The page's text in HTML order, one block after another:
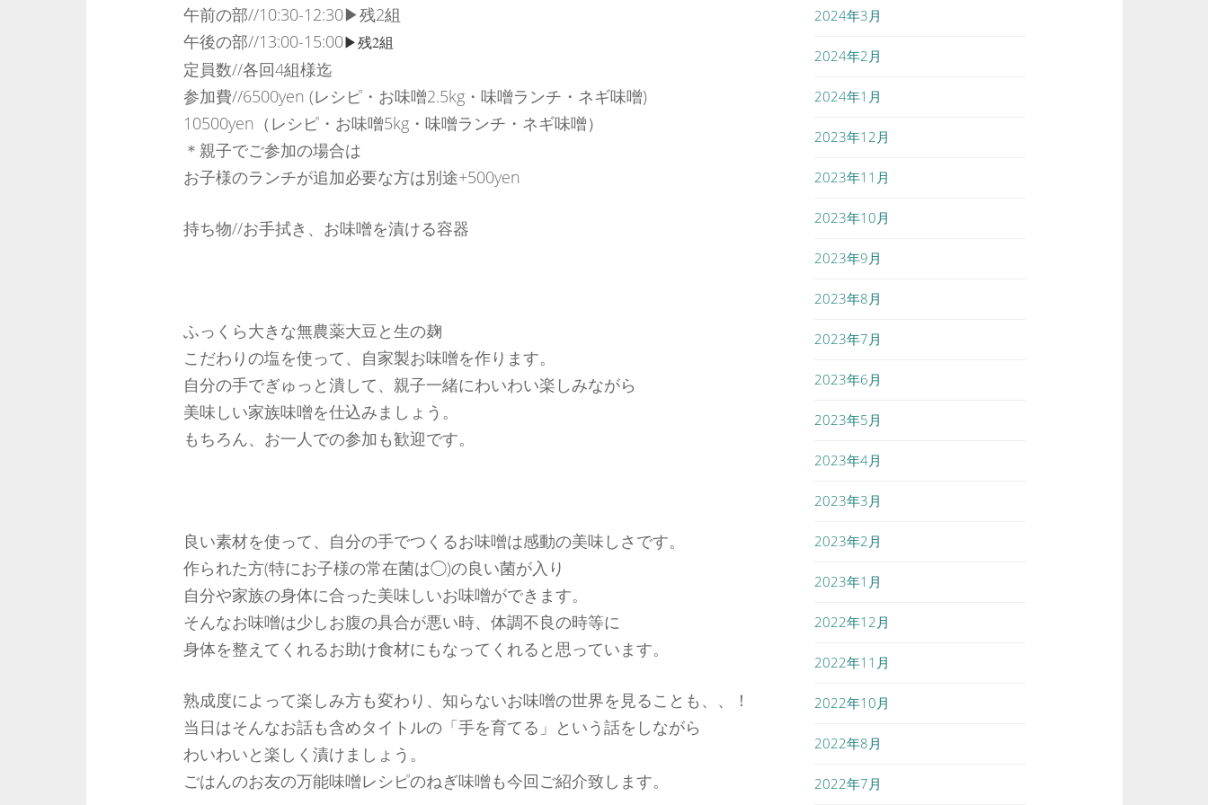
午前の部//10:30-12:30▶︎残2組
午後の部//13:00-15:00▶︎残2組
定員数//各回4組様迄
参加費//6500yen (レシピ・お味噌2.5kg・味噌ランチ・ネギ味噌)
10500yen（レシピ・お味噌5kg・味噌ランチ・ネギ味噌）
＊親子でご参加の場合は
お子様のランチが追加必要な方は別途+500yen
持ち物//お手拭き、お味噌を漬ける容器
ふっくら大きな無農薬大豆と生の麹
こだわりの塩を使って、自家製お味噌を作ります。
自分の手でぎゅっと潰して、親子一緒にわいわい楽しみながら
美味しい家族味噌を仕込みましょう。
もちろん、お一人での参加も歓迎です。
良い素材を使って、自分の手でつくるお味噌は感動の美味しさです。
作られた方(特にお子様の常在菌は◯)の良い菌が入り
自分や家族の身体に合った美味しいお味噌ができます。
そんなお味噌は少しお腹の具合が悪い時、体調不良の時等に
身体を整えてくれるお助け食材にもなってくれると思っています。
熟成度によって楽しみ方も変わり、知らないお味噌の世界を見ることも、、！
当日はそんなお話も含めタイトルの「手を育てる」という話をしながら
わいわいと楽しく漬けましょう。
ごはんのお友の万能味噌レシピのねぎ味噌も今回ご紹介致します。
2024年3月
2024年2月
2024年1月
2023年12月
2023年11月
2023年10月
2023年9月
2023年8月
2023年7月
2023年6月
2023年5月
2023年4月
2023年3月
2023年2月
2023年1月
2022年12月
2022年11月
2022年10月
2022年8月
2022年7月